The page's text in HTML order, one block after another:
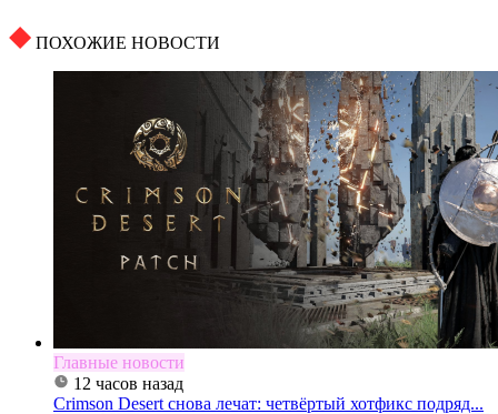
ПОХОЖИЕ НОВОСТИ
Главные новости
12 часов назад
Crimson Desert снова лечат: четвёртый хотфикс подряд...